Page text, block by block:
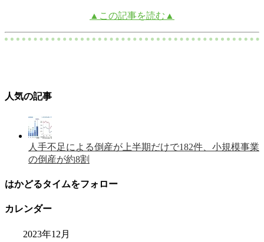
▲この記事を読む▲
人気の記事
人手不足による倒産が上半期だけで182件、小規模事業
の倒産が約8割
はかどるタイムをフォロー
カレンダー
2023年12月